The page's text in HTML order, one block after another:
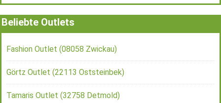
Beliebte Outlets
Fashion Outlet (08058 Zwickau)
Görtz Outlet (22113 Oststeinbek)
Tamaris Outlet (32758 Detmold)